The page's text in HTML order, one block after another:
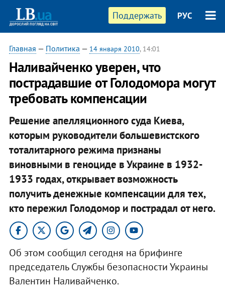
Поддержать РУС
Главная — Политика — 14 января 2010, 14:01
Наливайченко уверен, что
пострадавшие от Голодомора могут
требовать компенсации
Решение апелляционного суда Киева,
которым руководители большевистского
тоталитарного режима признаны
виновными в геноциде в Украине в 1932-
1933 годах, открывает возможность
получить денежные компенсации для тех,
кто пережил Голодомор и пострадал от него.
Об этом сообщил сегодня на брифинге
председатель Службы безопасности Украины
Валентин Наливайченко.